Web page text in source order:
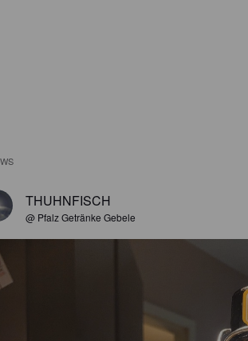
THUHNFISCH
@ Pfalz Getränke Gebele